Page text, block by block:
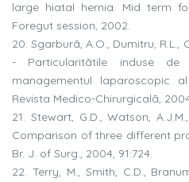
large hiatal hernia. Mid term
Foregut session, 2002.
20. Sgarburã, A.O., Dumitru, R.L.,
- Particularitãtile induse
managementul laparoscopic
Revista Medico-Chirurgicalã,
21. Stewart, G.D., Watson,
Comparison of three different
Br. J. of Surg., 2004, 91:724.
22. Terry, M., Smith, C.D.,